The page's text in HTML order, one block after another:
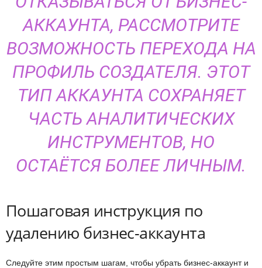
АККАУНТА, РАССМОТРИТЕ
ВОЗМОЖНОСТЬ ПЕРЕХОДА НА
ПРОФИЛЬ СОЗДАТЕЛЯ. ЭТОТ
ТИП АККАУНТА СОХРАНЯЕТ
ЧАСТЬ АНАЛИТИЧЕСКИХ
ИНСТРУМЕНТОВ, НО
ОСТАЁТСЯ БОЛЕЕ ЛИЧНЫМ.
Пошаговая инструкция по
удалению бизнес-аккаунта
Следуйте этим простым шагам, чтобы убрать бизнес-аккаунт и